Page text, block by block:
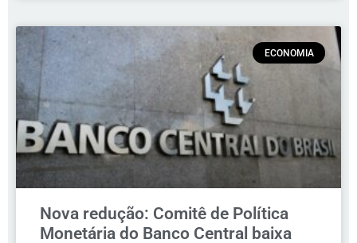
ECONOMIA
Nova redução: Comitê de Política
Monetária do Banco Central baixa